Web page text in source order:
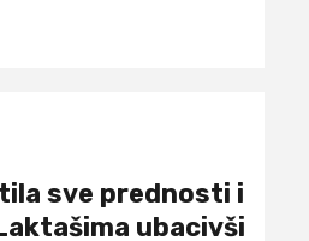
sve prednosti i
ubacivši